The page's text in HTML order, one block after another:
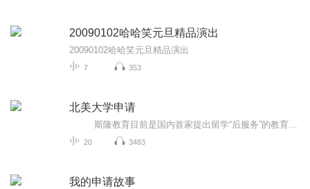
20090102哈哈笑元旦精品演出
20090102哈哈笑元旦精品演出
7 353
北美大学申请
20 3483
我的申请故事